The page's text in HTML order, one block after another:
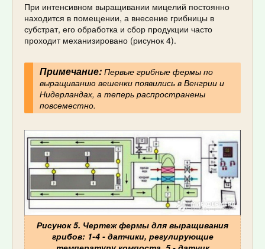
При интенсивном выращивании мицелий постоянно
находится в помещении, а внесение грибницы в
субстрат, его обработка и сбор продукции часто
проходит механизировано (рисунок 4).
Примечание:Первые грибные фермы по
выращиванию вешенки появились в Венгрии и
Нидерландах, а теперь распространены
повсеместно.
Рисунок 5. Чертеж фермы для выращивания
грибов: 1-4 - датчики, регулирующие